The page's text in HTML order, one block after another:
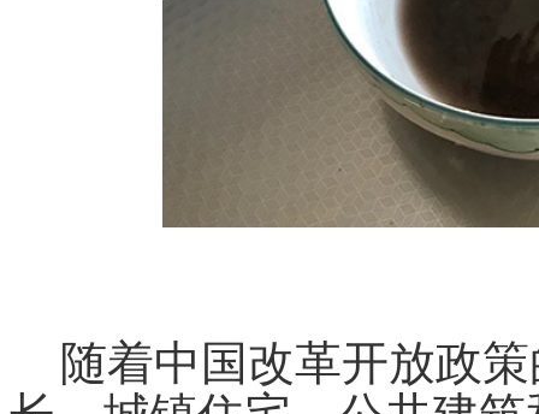
随着中国改革开放政